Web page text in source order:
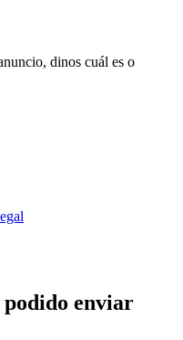
dinos cuál es o
podido enviar